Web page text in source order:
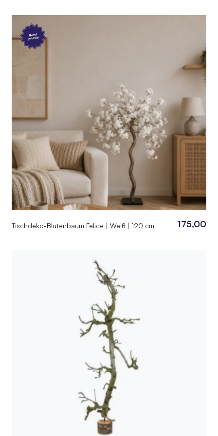
Hand
gefertigt
Tischdeko-Blütenbaum Felice | Weiß | 120 cm 175,00